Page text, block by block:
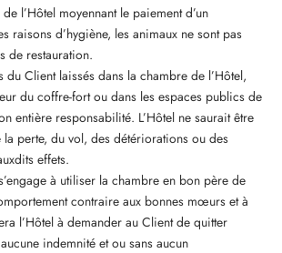
l’Hôtel moyennant le paiement d’un
raisons d’hygiène, les animaux ne sont pas
de restauration.
du Client laissés dans la chambre de l’Hôtel,
du coffre-fort ou dans les espaces publics de
entière responsabilité. L’Hôtel ne saurait être
la perte, du vol, des détériorations ou des
effets.
à utiliser la chambre en bon père de
contraire aux bonnes mœurs et à
l’Hôtel à demander au Client de quitter
indemnité et ou sans aucun